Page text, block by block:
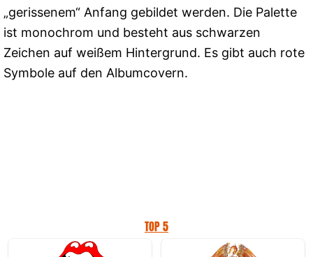
„gerissenem“ Anfang gebildet werden. Die Palette
ist monochrom und besteht aus schwarzen
Zeichen auf weißem Hintergrund. Es gibt auch rote
Symbole auf den Albumcovern.
TOP 5